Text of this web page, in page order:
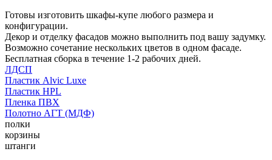
Готовы изготовить шкафы-купе любого размера и
конфигурации.
Декор и отделку фасадов можно выполнить под вашу задумку.
Возможно сочетание нескольких цветов в одном фасаде.
Бесплатная сборка в течение 1-2 рабочих дней.
ЛДСП
Пластик Alvic Luxe
Пластик HPL
Пленка ПВХ
Полотно АГТ (МДФ)
полки
корзины
штанги